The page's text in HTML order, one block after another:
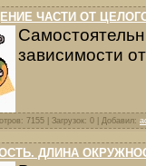
ЧАСТИ ОТ
зависимости
7155 | Загрузок: 0 | Добавил:
ДЛИНА